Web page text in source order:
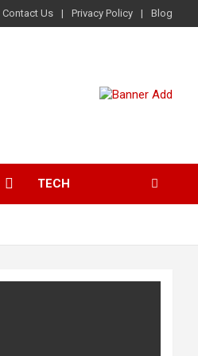
Contact Us Privacy Policy Blog
TECH